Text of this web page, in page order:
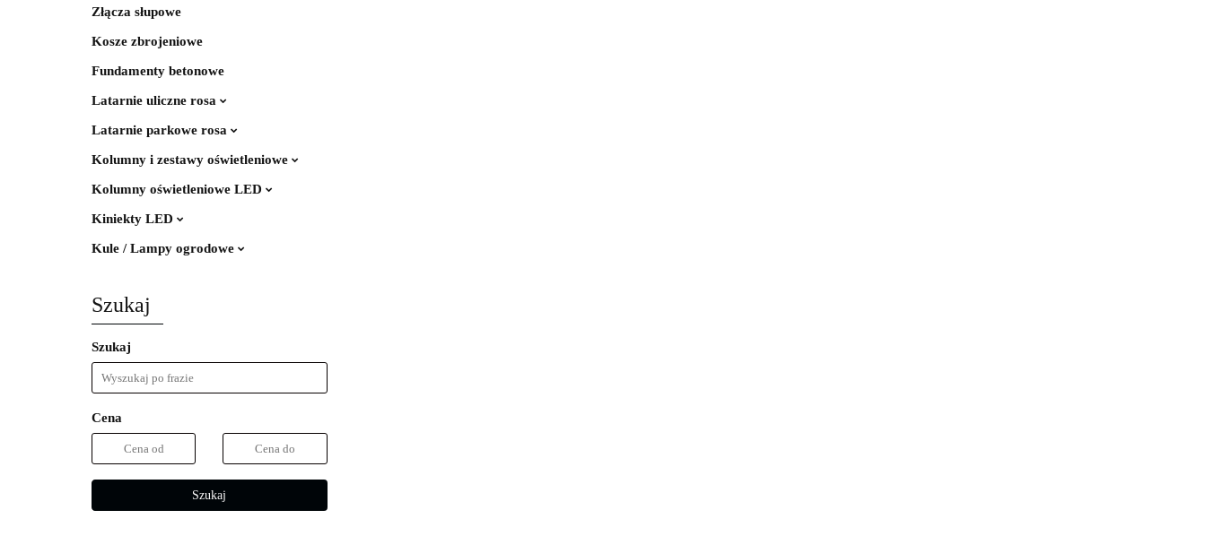
Złącza słupowe
Kosze zbrojeniowe
Fundamenty betonowe
Latarnie uliczne rosa
Latarnie parkowe rosa
Kolumny i zestawy oświetleniowe
Kolumny oświetleniowe LED
Kiniekty LED
Kule / Lampy ogrodowe
Szukaj
Szukaj
Cena
Szukaj